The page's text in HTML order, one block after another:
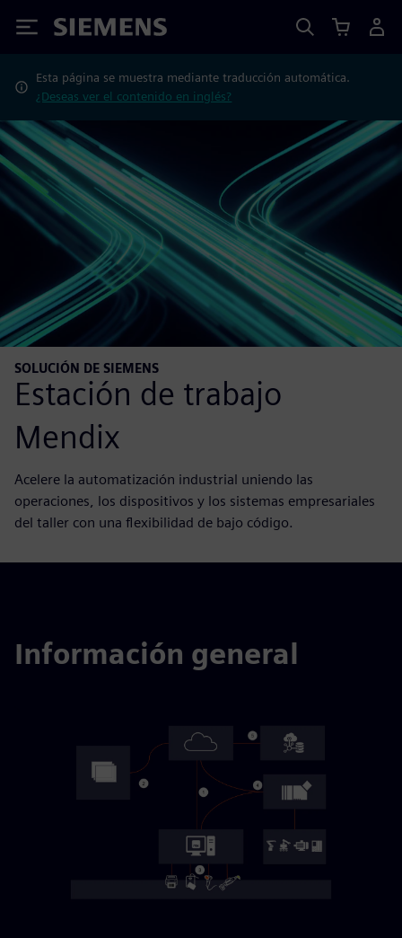
Siemens
Esta página se muestra mediante traducción automática.
¿Deseas ver el contenido en inglés?
SOLUCIÓN DE SIEMENS
Estación de trabajo
Mendix
Acelere la automatización industrial uniendo las
operaciones, los dispositivos y los sistemas empresariales
del taller con una flexibilidad de bajo código.
Información general